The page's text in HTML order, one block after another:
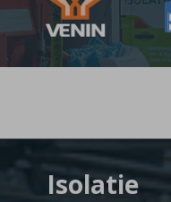
Isolatie